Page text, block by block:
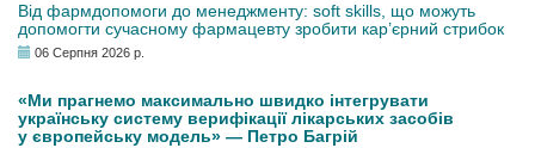
Від фармдопомоги до менеджменту: soft skills, що можуть
допомогти сучасному фармацевту зробити кар’єрний стрибок
06 Серпня 2026 р.
«Ми прагнемо максимально швидко інтегрувати
українську систему верифікації лікарських засобів
у європейську модель» — Петро Багрій